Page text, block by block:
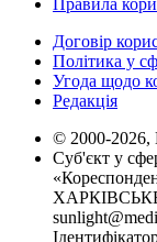
Договір
Політика у
Угода щодо
Редакція
© 2000-2026,
Суб'єкт у
ХАРКІВСЬКЕ